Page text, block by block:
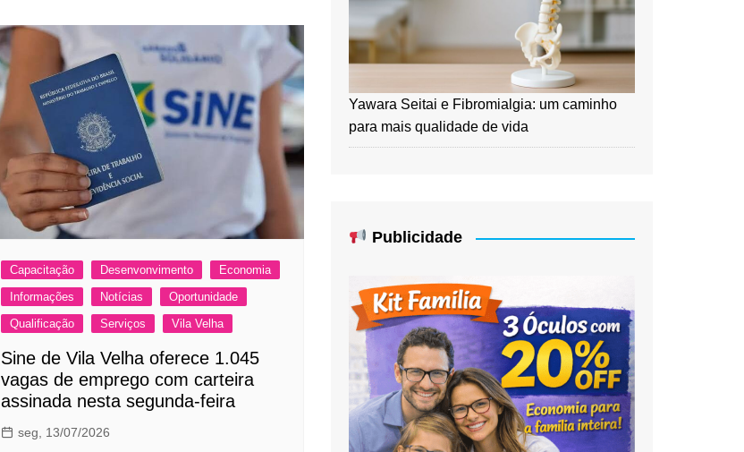
Capacitação Desenvonvimento
Economia
Informações
Notícias
Oportunidade
Qualificação
Serviços Vila Velha
Sine de Vila Velha oferece 1.045
vagas de emprego com carteira
assinada nesta segunda-feira
seg, 13/07/2026
Yawara Seitai e Fibromialgia: um caminho
para mais qualidade de vida
Publicidade